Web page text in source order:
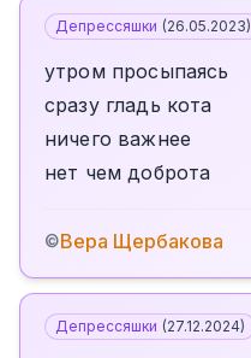
Депрессяшки (26.05.2023)
утром просыпаясь
сразу гладь кота
ничего важнее
нет чем доброта
©Вера Щербакова
Депрессяшки (27.12.2024)